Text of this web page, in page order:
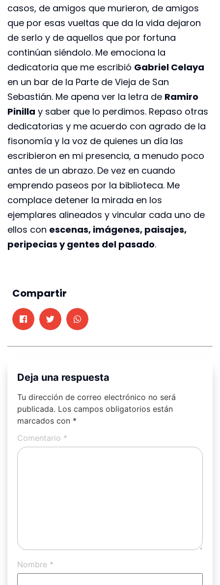
casos, de amigos que murieron, de amigos
que por esas vueltas que da la vida dejaron
de serlo y de aquellos que por fortuna
continúan siéndolo. Me emociona la
dedicatoria que me escribió Gabriel Celaya
en un bar de la Parte de Vieja de San
Sebastián. Me apena ver la letra de Ramiro
Pinilla y saber que lo perdimos. Repaso otras
dedicatorias y me acuerdo con agrado de la
fisonomía y la voz de quienes un día las
escribieron en mi presencia, a menudo poco
antes de un abrazo. De vez en cuando
emprendo paseos por la biblioteca. Me
complace detener la mirada en los
ejemplares alineados y vincular cada uno de
ellos con escenas, imágenes, paisajes,
peripecias y gentes del pasado.
Compartir
Deja una respuesta
Tu dirección de correo electrónico no será
publicada. Los campos obligatorios están
marcados con *
Comentario *
Nombre *